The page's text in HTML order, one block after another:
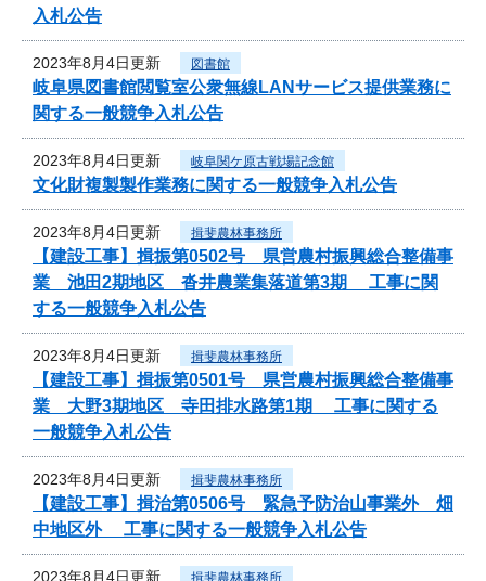
入札公告
2023年8月4日更新 図書館
岐阜県図書館閲覧室公衆無線LANサービス提供業務に
関する一般競争入札公告
2023年8月4日更新 岐阜関ケ原古戦場記念館
文化財複製製作業務に関する一般競争入札公告
2023年8月4日更新 揖斐農林事務所
【建設工事】揖振第0502号 県営農村振興総合整備事
業 池田2期地区 沓井農業集落道第3期 工事に関
する一般競争入札公告
2023年8月4日更新 揖斐農林事務所
【建設工事】揖振第0501号 県営農村振興総合整備事
業 大野3期地区 寺田排水路第1期 工事に関する
一般競争入札公告
2023年8月4日更新 揖斐農林事務所
【建設工事】揖治第0506号 緊急予防治山事業外 畑
中地区外 工事に関する一般競争入札公告
2023年8月4日更新 揖斐農林事務所